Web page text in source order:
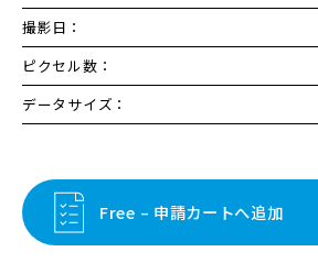
撮影日：
ピクセル数：
データサイズ：
Free – 申請カートへ追加